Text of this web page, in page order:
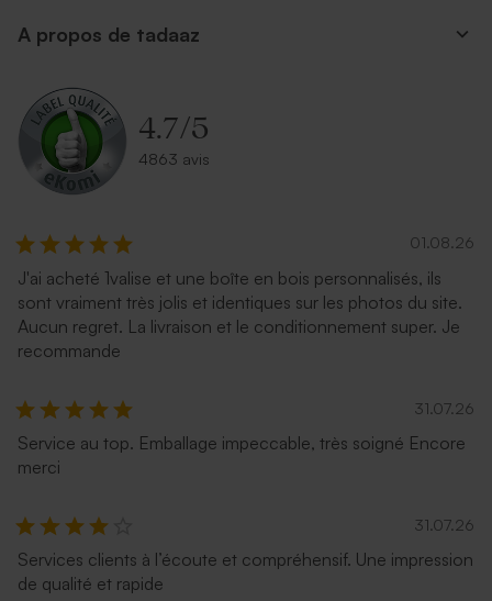
Enveloppe naissance longue
eucalyptus
Enveloppe naissance
rectangulaire bleu nuit
Enveloppe naissance longue
rose nude
Enveloppe naissance rouille
longue
A propos de tadaaz
4.7/5
4863 avis
01.08.26
J'ai acheté 1valise et une boîte en bois personnalisés, ils
sont vraiment très jolis et identiques sur les photos du site.
Aucun regret. La livraison et le conditionnement super. Je
recommande
31.07.26
Service au top. Emballage impeccable, très soigné Encore
merci
31.07.26
Services clients à l’écoute et compréhensif. Une impression
de qualité et rapide